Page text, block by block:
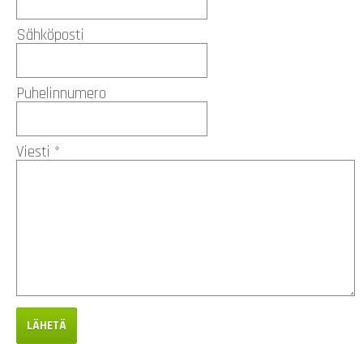
Sähköposti
Puhelinnumero
Viesti *